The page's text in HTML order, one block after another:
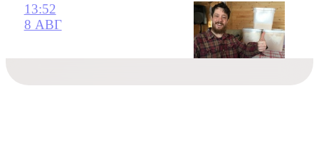
13:52
8 АВГ